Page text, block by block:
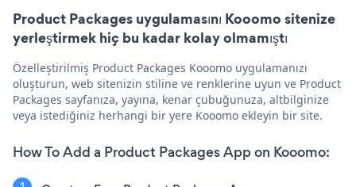
Product Packages uygulamasını Kooomo sitenize
yerleştirmek hiç bu kadar kolay olmamıştı
Özelleştirilmiş Product Packages Kooomo uygulamanızı
oluşturun, web sitenizin stiline ve renklerine uyun ve Product
Packages sayfanıza, yayına, kenar çubuğunuza, altbilginize
veya istediğiniz herhangi bir yere Kooomo ekleyin bir site.
How To Add a Product Packages App on Kooomo: